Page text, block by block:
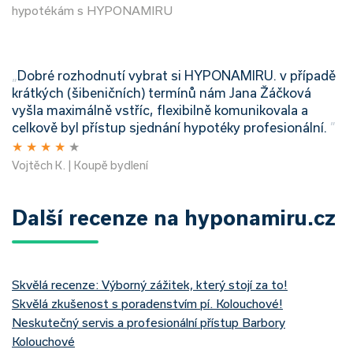
hypotékám s HYPONAMIRU
„Dobré rozhodnutí vybrat si HYPONAMIRU. v případě
krátkých (šibeničních) termínů nám Jana Žáčková
vyšla maximálně vstříc, flexibilně komunikovala a
celkově byl přístup sjednání hypotéky profesionální. ”
★ ★ ★ ★ ★
Vojtěch K. | Koupě bydlení
Další recenze na hyponamiru.cz
Skvělá recenze: Výborný zážitek, který stojí za to!
Skvělá zkušenost s poradenstvím pí. Kolouchové!
Neskutečný servis a profesionální přístup Barbory
Kolouchové